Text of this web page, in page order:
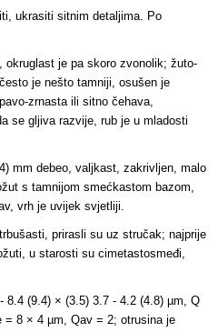
ukrasiti sitnim detaljima. Po
okruglast je pa skoro zvonolik; žuto-
je nešto tamniji, osušen je
zrnasta ili sitno čehava,
se gljiva razvije, rub je u mladosti
mm debeo, valjkast, zakrivljen, malo
s tamnijom smećkastom bazom,
vrh je uvijek svjetliji.
prirasli su uz stručak; najprije
u starosti su cimetastosmeđi,
8.4 (9.4) × (3.5) 3.7 - 4.2 (4.8) µm, Q
= 8 × 4 µm, Qav = 2; otrusina je